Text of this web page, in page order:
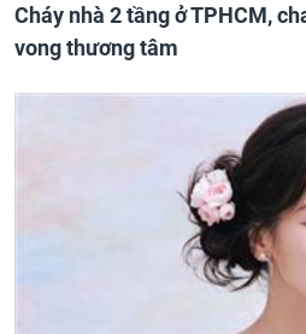
Cháy nhà 2 tầng ở TPHCM,
vong thương tâm